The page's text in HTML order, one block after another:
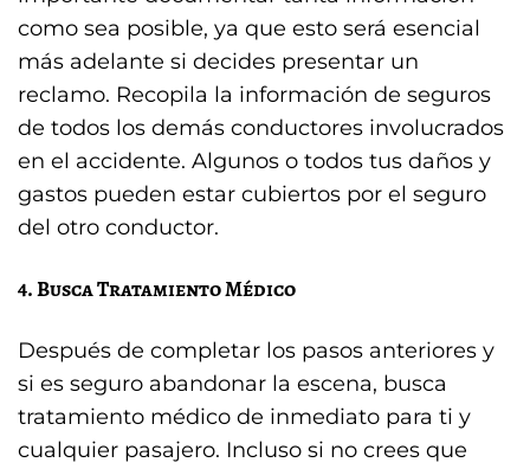
como sea posible, ya que esto será esencial
más adelante si decides presentar un
reclamo. Recopila la información de seguros
de todos los demás conductores involucrados
en el accidente. Algunos o todos tus daños y
gastos pueden estar cubiertos por el seguro
del otro conductor.
4. Busca Tratamiento Médico
Después de completar los pasos anteriores y
si es seguro abandonar la escena, busca
tratamiento médico de inmediato para ti y
cualquier pasajero. Incluso si no crees que